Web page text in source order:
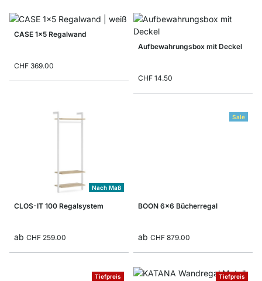
CASE 1x5 Regalwand
CHF 369.00
Aufbewahrungsbox mit Deckel
CHF 14.50
Nach Maß
CLOS-IT 100 Regalsystem
ab CHF 259.00
Sale
BOON 6x6 Bücherregal
ab CHF 879.00
Tiefpreis Tiefpreis